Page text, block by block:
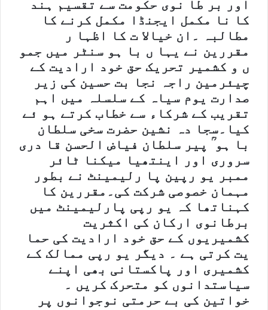
اور بر طا نوی حکومت سے تقسیم ہند
کا نا مکمل ایجنڈا مکمل کرنے کا
مطالبہ ۔ان خیالا ت کا اظہا ر
مقررین نے یہا ں با ہو سنٹر میں جمو
ں و کشمیر تحریک حق خود ارادیت کے
چیئرمین راجہ نجا بت حسین کی زیر
صدارت یوم سیاہ کے سلسلہ میں اہم
تقریب کے شرکاء سے خطاب کرتے ہو ئے
کیا۔سجا دہ نشین حضرت سخی سلطان
با ہو ؒ پیر سلطان فیاض الحسن قا دری
سروری اور اینتھیا میکنا ٹائر
ممبر یو رپین پا رلیمینٹ نے بطور
مہمان خصوصی شرکت کی۔مقررین کا
کہناتھا کہ یو رپی پارلیمینٹ میں
برطانوی ارکان کی اکثریت
کشمیریوں کے حق خود ارادیت کی حما
یت کرتی ہے ۔ دیگر یو رپی ممالک کے
کشمیری اور پاکستانی بھی اپنے
سیاستدانوں کو متحرک کریں ۔
خواتین کی بے حرمتی نوجوانوں پر